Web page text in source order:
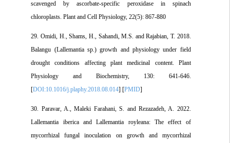
scavenged by ascorbate-specific peroxidase in spinach
chloroplasts. Plant and Cell Physiology, 22(5): 867-880
29. Omidi, H., Shams, H., Sahandi, M.S. and Rajabian, T. 2018.
Balangu (Lallemantia sp.) growth and physiology under field
drought conditions affecting plant medicinal content. Plant
Physiology and Biochemistry, 130: 641-646.
[DOI:10.1016/j.plaphy.2018.08.014] [PMID
30. Paravar, A., Maleki Farahani, S. and Rezazadeh, A. 2022.
Lallemantia iberica and Lallemantia royleana: The effect of
mycorrhizal fungal inoculation on growth and mycorrhizal